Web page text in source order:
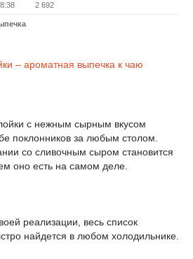
2 692
с нежным сырным вкусом
поклонников за любым столом.
со сливочным сыром становится
оно есть на самом деле.
реализации, весь список
найдется в любом холодильнике.